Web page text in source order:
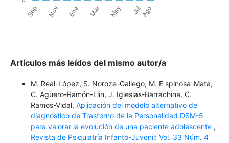
Artículos más leídos del mismo autor/a
M. Real-López, S. Noroze-Gallego, M. E spinosa-Mata,
C. Agüero-Ramón-Llin, J. Iglesias-Barrachina, C.
Ramos-Vidal, Aplicación del modelo alternativo de
diagnóstico de Trastorno de la Personalidad DSM-5
para valorar la evolución de una paciente adolescente ,
Revista de Psiquiatría Infanto-Juvenil: Vol. 33 Núm. 4